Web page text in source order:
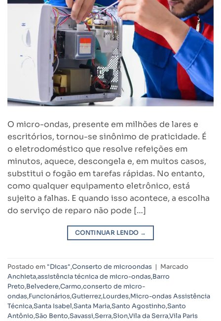
O micro-ondas, presente em milhões de lares e
escritórios, tornou-se sinônimo de praticidade. É
o eletrodoméstico que resolve refeições em
minutos, aquece, descongela e, em muitos casos,
substitui o fogão em tarefas rápidas. No entanto,
como qualquer equipamento eletrônico, está
sujeito a falhas. E quando isso acontece, a escolha
do serviço de reparo não pode […]
CONTINUAR LENDO →
Postado em "Dicas",Conserto de microondas | Marcado
Anchieta,assistência técnica de micro-ondas,Barro
Preto,Belvedere,Carmo,conserto de micro-
ondas,Funcionários,Gutierrez,Lourdes,Micro-ondas Assistência
Técnica,Santa Isabel,Santa Maria,Santo Agostinho,Santo
Antônio,São Bento,Savassi,Serra,Sion,Vila da Serra,Vila Paris